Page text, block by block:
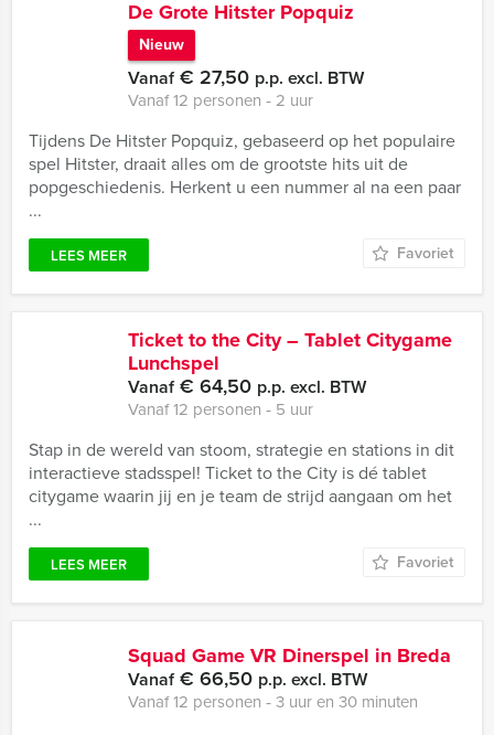
De Grote Hitster Popquiz
Nieuw
Vanaf€ 27,50 p.p. excl. BTW
Vanaf 12 personen ‐ 2 uur
Tijdens De Hitster Popquiz, gebaseerd op het populaire
spel Hitster, draait alles om de grootste hits uit de
popgeschiedenis. Herkent u een nummer al na een paar
...
LEES MEER Favoriet
Ticket to the City – Tablet Citygame
Lunchspel
Vanaf€ 64,50 p.p. excl. BTW
Vanaf 12 personen ‐ 5 uur
Stap in de wereld van stoom, strategie en stations in dit
interactieve stadsspel! Ticket to the City is dé tablet
citygame waarin jij en je team de strijd aangaan om het
...
LEES MEER Favoriet
Squad Game VR Dinerspel in Breda
Vanaf€ 66,50 p.p. excl. BTW
Vanaf 12 personen ‐ 3 uur en 30 minuten